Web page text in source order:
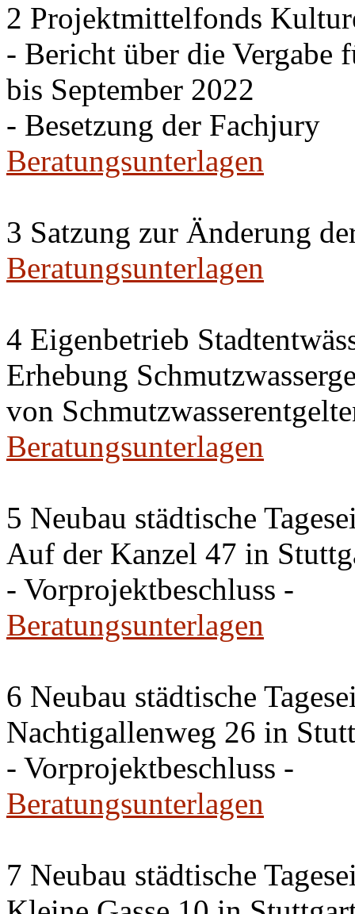
2 Projektmittelfonds
- Bericht über die Vergabe
bis September 2022
- Besetzung der Fachjury
Beratungsunterlagen
3 Satzung zur Änderung
Beratungsunterlagen
4 Eigenbetrieb
Erhebung
von
Beratungsunterlagen
5 Neubau städtische
Auf der Kanzel 47 in
- Vorprojektbeschluss -
Beratungsunterlagen
6 Neubau städtische
Nachtigallenweg 26 in
- Vorprojektbeschluss -
Beratungsunterlagen
7 Neubau städtische